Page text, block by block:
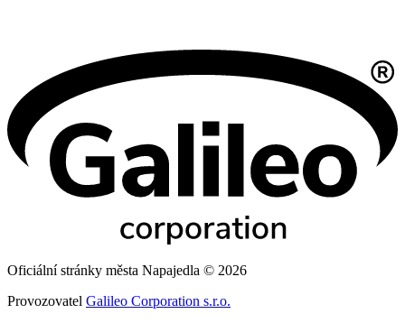
Oficiální stránky města Napajedla © 2026
Provozovatel Galileo Corporation s.r.o.